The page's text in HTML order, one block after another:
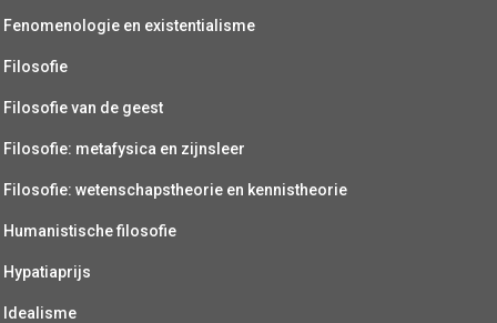
Fenomenologie en existentialisme
Filosofie
Filosofie van de geest
Filosofie: metafysica en zijnsleer
Filosofie: wetenschapstheorie en kennistheorie
Humanistische filosofie
Hypatiaprijs
Idealisme